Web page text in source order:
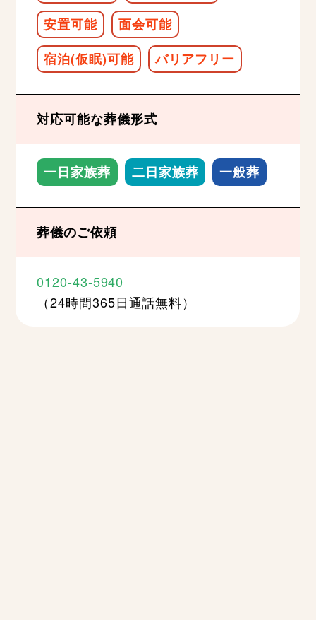
安置可能
面会可能
宿泊(仮眠)可能
バリアフリー
対応可能な葬儀形式
一日家族葬 二日家族葬 一般葬
葬儀のご依頼
0120-43-5940
（24時間365日通話無料）